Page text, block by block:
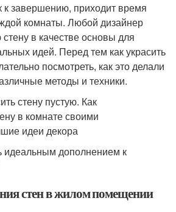
к завершению, приходит время
комнаты. Любой дизайнер
в качестве основы для
идей. Перед тем как украсить
посмотреть, как это делали
методы и техники.
дополнением к
стен в жилом помещении